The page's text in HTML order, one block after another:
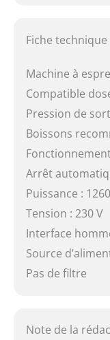
Fiche technique
Machine à
Compatible
Pression de
Boissons
Arrêt
Puissance :
Tension : 230 V
Interface
Source
Pas de filtre
Note de la